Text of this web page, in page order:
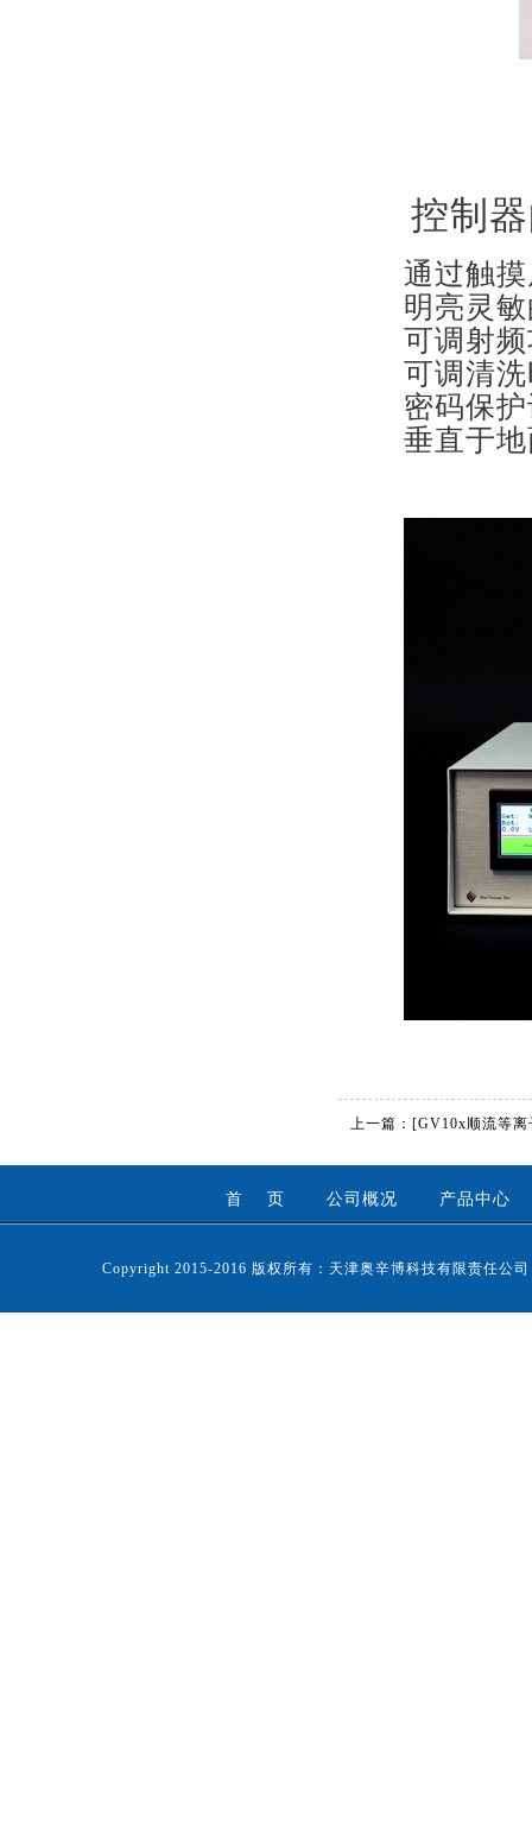
控制
通过触
明亮灵
可调射
可调清
密码保
垂直于
上一篇： [GV10x顺流等
首 页 公司概况 产品中心
Copyright 2015-2016 版权所有：天津奥辛博科技有限责任公